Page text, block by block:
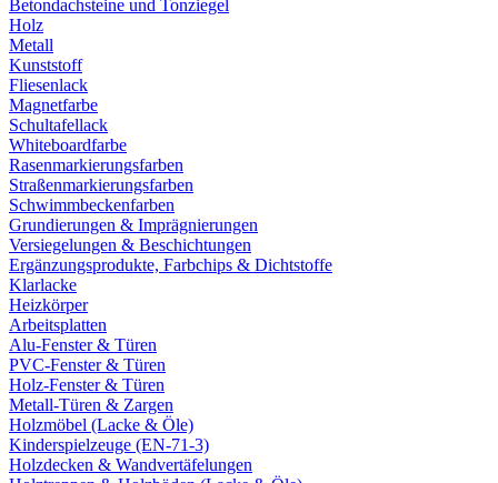
Betondachsteine und Tonziegel
Holz
Metall
Kunststoff
Fliesenlack
Magnetfarbe
Schultafellack
Whiteboardfarbe
Rasenmarkierungsfarben
Straßenmarkierungsfarben
Schwimmbeckenfarben
Grundierungen & Imprägnierungen
Versiegelungen & Beschichtungen
Ergänzungsprodukte, Farbchips & Dichtstoffe
Klarlacke
Heizkörper
Arbeitsplatten
Alu-Fenster & Türen
PVC-Fenster & Türen
Holz-Fenster & Türen
Metall-Türen & Zargen
Holzmöbel (Lacke & Öle)
Kinderspielzeuge (EN-71-3)
Holzdecken & Wandvertäfelungen